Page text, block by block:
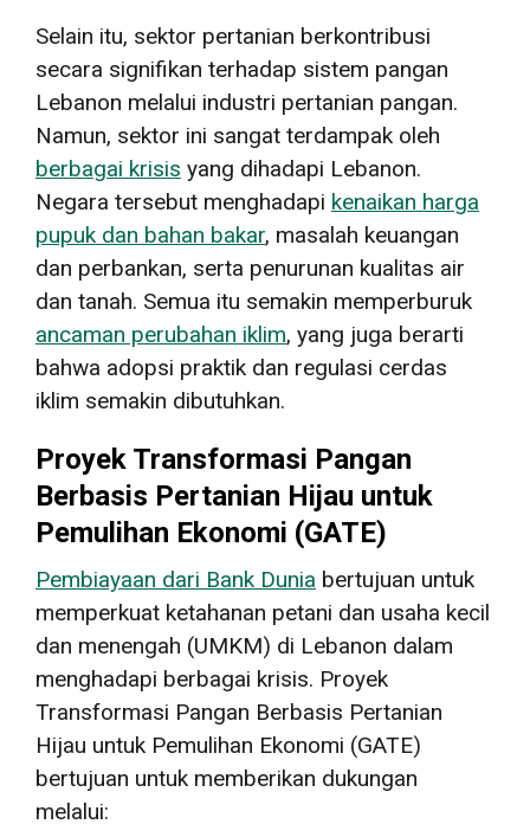
Selain itu, sektor pertanian berkontribusi
secara signifikan terhadap sistem pangan
Lebanon melalui industri pertanian pangan.
Namun, sektor ini sangat terdampak oleh
berbagai krisis yang dihadapi Lebanon.
Negara tersebut menghadapi kenaikan harga
pupuk dan bahan bakar, masalah keuangan
dan perbankan, serta penurunan kualitas air
dan tanah. Semua itu semakin memperburuk
ancaman perubahan iklim, yang juga berarti
bahwa adopsi praktik dan regulasi cerdas
iklim semakin dibutuhkan.
Proyek Transformasi Pangan
Berbasis Pertanian Hijau untuk
Pemulihan Ekonomi (GATE)
Pembiayaan dari Bank Dunia bertujuan untuk
memperkuat ketahanan petani dan usaha kecil
dan menengah (UMKM) di Lebanon dalam
menghadapi berbagai krisis. Proyek
Transformasi Pangan Berbasis Pertanian
Hijau untuk Pemulihan Ekonomi (GATE)
bertujuan untuk memberikan dukungan
melalui: